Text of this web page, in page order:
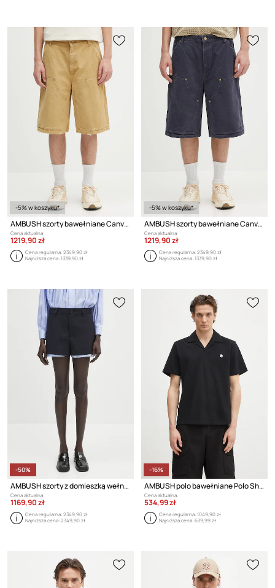
-5% w koszyku*
AMBUSH szorty bawełniane Canvas Carpenter Short Pants
Cena aktualna:
1219,90 zł
Cena regularna:2349,90 zł
Najniższa cena:1339,90 zł
-5% w koszyku*
AMBUSH szorty bawełniane Canvas Carpenter Short Pants
Cena aktualna:
1219,90 zł
Cena regularna:2349,90 zł
Najniższa cena:1339,90 zł
-50%
AMBUSH szorty z domieszką wełny Layered Suit Short Pants
Cena aktualna:
1169,90 zł
Cena regularna:2349,90 zł
Najniższa cena:2349,90 zł
-16%
AMBUSH polo bawełniane Polo Shirt
Cena aktualna:
534,99 zł
Cena regularna:1049,90 zł
Najniższa cena:639,99 zł